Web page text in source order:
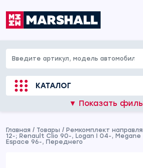
КАТАЛОГ
▼ Показать
Главная / Товары / Ремкомплект
12-; Renault Clio 90-, Logan I 04-, Megane
Espace 96-, Переднего